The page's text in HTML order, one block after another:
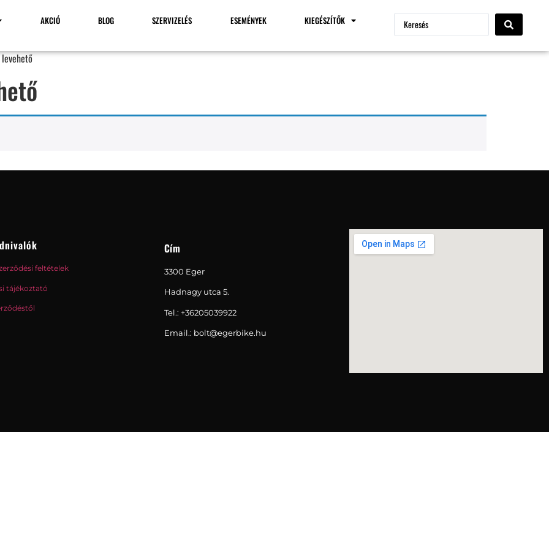
AKCIÓ BLOG SZERVIZELÉS ESEMÉNYEK KIEGÉSZÍTŐK
feltételek
tájékoztató
Cím
3300 Eger
Hadnagy utca 5.
Tel.: +36205039922
Email.: bolt@egerbike.hu